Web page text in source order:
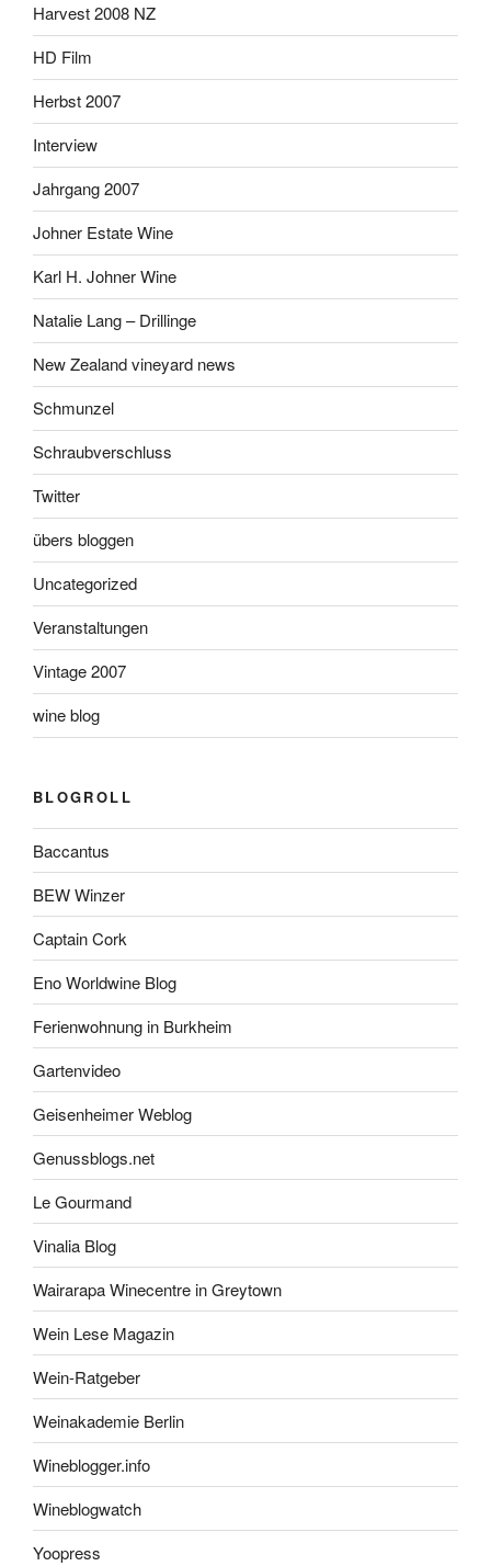
Harvest 2008 NZ
HD Film
Herbst 2007
Interview
Jahrgang 2007
Johner Estate Wine
Karl H. Johner Wine
Natalie Lang – Drillinge
New Zealand vineyard news
Schmunzel
Schraubverschluss
Twitter
übers bloggen
Uncategorized
Veranstaltungen
Vintage 2007
wine blog
BLOGROLL
Baccantus
BEW Winzer
Captain Cork
Eno Worldwine Blog
Ferienwohnung in Burkheim
Gartenvideo
Geisenheimer Weblog
Genussblogs.net
Le Gourmand
Vinalia Blog
Wairarapa Winecentre in Greytown
Wein Lese Magazin
Wein-Ratgeber
Weinakademie Berlin
Wineblogger.info
Wineblogwatch
Yoopress